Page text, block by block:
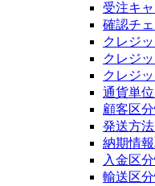
受注キ
確認チ
クレジ
クレジ
クレジ
通貨単
顧客区
発送方
納期情
入金区
輸送区